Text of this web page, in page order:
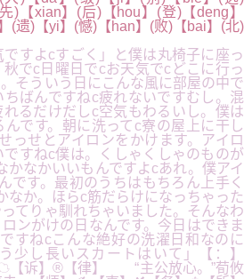
)【xian】(后)【hou】(登)【deng】
(遗)【yi】(憾)【han】(败)【bai】(北)
すよcすごく」と僕は丸椅子に座っ
でc日曜日でcお天気でcどこに行っ
そういう日にこんな風に部屋の中で
ばんですねc疲れないですむし。混
るだけだしc空気もわるいし。僕は
です。朝に洗ってc寮の屋上に干し
っせとアイロンをかけます。アイロ
すねc僕は。くしゃくしゃのものが
かなかいいもんですよcあれ。僕アイ
です。最初のうちはもちろん上手く
なか。ほらc筋だらけになっちゃった
てりゃ馴れちゃいました。そんなわ
ンがけの日なんです。今日はできま
すねcこんな絶好の洗濯日和なのに
し長いスカートはいて」【：】
☁【诉】®【律】 “主公放心。”荀攸